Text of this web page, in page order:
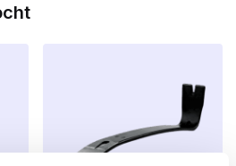
buiten gebruikt worden.
hout, kabelzadels, hout,
hardhout (binnen).